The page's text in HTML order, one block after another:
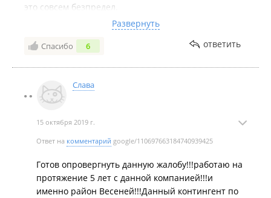
это совсем безпредел.
Есть подозрение, что неадекватный продавец
находился в нетрезвом состоянии.
На просьбы дать телефон директора, этого
Были потрачены время и нервы на эту компанию, в
итоге было все куплено рядом в другой компании с
Не советую связываться с данной компанией,
которой плевать на покупателей.
Развернуть
Спасибо 6 ответить
Слава
15 октября 2019 г.
Ответ на комментарий google/110697663184740939425
Готов опровергнуть данную жалобу!!!работаю на
протяжение 5 лет с данной компанией!!!и
именно район Весеней!!!Данный контингент по